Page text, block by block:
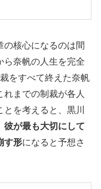
の核心になるのは間
ら奈帆の人生を完全
をすべて終えた奈帆
までの制裁が各人
を考えると、黒川
彼が最も大切にして
す形になると予想さ